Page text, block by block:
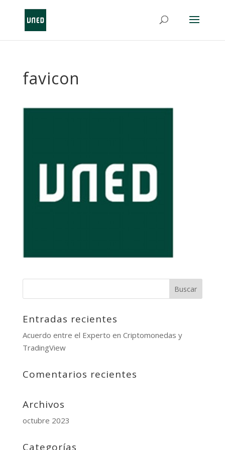
favicon
Entradas recientes
Acuerdo entre el Experto en Criptomonedas y
TradingView
Comentarios recientes
Archivos
octubre 2023
Categorías